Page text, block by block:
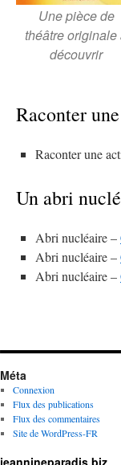
Une pièce de
théâtre originale
découvrir
Raconter
Raconter une
Un abri
Abri nucléaire –
Abri nucléaire –
Abri nucléaire –
Méta
Connexion
Flux des publications
Flux des commentaires
Site de WordPress-FR
jeannineparadis.biz